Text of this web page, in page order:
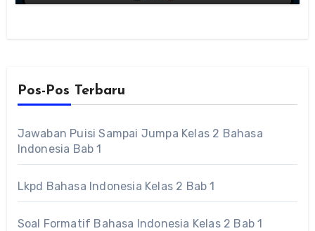
Pos-Pos Terbaru
Jawaban Puisi Sampai Jumpa Kelas 2 Bahasa
Indonesia Bab 1
Lkpd Bahasa Indonesia Kelas 2 Bab 1
Soal Formatif Bahasa Indonesia Kelas 2 Bab 1